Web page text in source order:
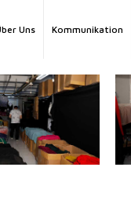
Uns Kommunikation